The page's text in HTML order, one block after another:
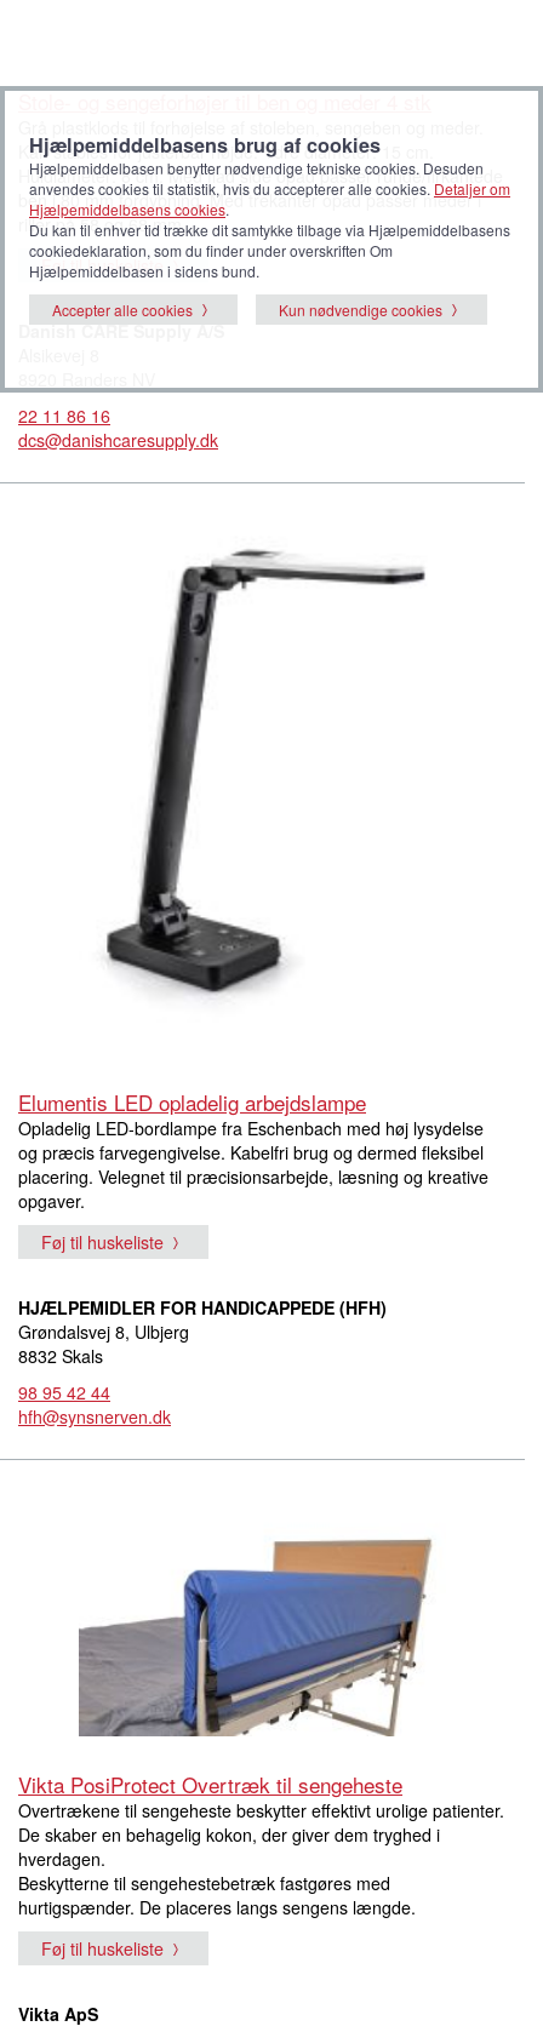
Stole- og sengeforhøjer til ben og meder 4 stk
Kan stables for justerbar højde. Ydre diameter: 15 cm.
Huldiameter: 8 cm. Med flad side opad passer runde/firkantede
ben i 80 mm fordybning. Med trekanter opad passer meder i
riller på 58 og 68 mm.
Føj til huskeliste
Danish CARE Supply A/S
22 11 86 16
dcs@danishcaresupply.dk
Elumentis LED opladelig arbejdslampe
Opladelig LED-bordlampe fra Eschenbach med høj lysydelse
og præcis farvegengivelse. Kabelfri brug og dermed fleksibel
placering. Velegnet til præcisionsarbejde, læsning og kreative
opgaver.
Føj til huskeliste
HJÆLPEMIDLER FOR HANDICAPPEDE (HFH)
Grøndalsvej 8, Ulbjerg
8832 Skals
98 95 42 44
hfh@synsnerven.dk
Vikta PosiProtect Overtræk til sengeheste
Overtrækene til sengeheste beskytter effektivt urolige patienter.
De skaber en behagelig kokon, der giver dem tryghed i
hverdagen.
Beskytterne til sengehestebetræk fastgøres med
hurtigspænder. De placeres langs sengens længde.
Føj til huskeliste
Vikta ApS
Hjælpemiddelbasens brug af cookies
Hjælpemiddelbasen benytter nødvendige tekniske cookies. Desuden
anvendes cookies til statistik, hvis du accepterer alle cookies. Detaljer om
Hjælpemiddelbasens cookies.
Du kan til enhver tid trække dit samtykke tilbage via Hjælpemiddelbasens
cookiedeklaration, som du finder under overskriften Om
Hjælpemiddelbasen i sidens bund.
Accepter alle cookies
Kun nødvendige cookies